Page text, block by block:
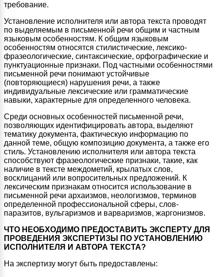
требование.
Установление исполнителя или автора текста проводят
по выделяемым в письменной речи общим и частным
языковым особенностям. К общим языковым
особенностям относятся стилистические, лексико-
фразеологические, синтаксические, орфографические и
пунктуационные признаки. Под частными особенностями
письменной речи понимают устойчивые
(повторяющиеся) нарушения речи, а также
индивидуальные лексические или грамматические
навыки, характерные для определенного человека.
Среди основных особенностей письменной речи,
позволяющих идентифицировать автора, выделяют
тематику документа, фактическую информацию по
данной теме, общую композицию документа, а также его
стиль. Установлению исполнителя или автора текста
способствуют фразеологические признаки, такие, как
наличие в тексте междометий, крылатых слов,
восклицаний или вопросительных предложений. К
лексическим признакам относится использование в
письменной речи архаизмов, неологизмов, терминов
определенной профессиональной сферы, слов-
паразитов, вульгаризмов и варваризмов, жаргонизмов.
ЧТО НЕОБХОДИМО ПРЕДОСТАВИТЬ ЭКСПЕРТУ ДЛЯ
ПРОВЕДЕНИЯ ЭКСПЕРТИЗЫ ПО УСТАНОВЛЕНИЮ
ИСПОЛНИТЕЛЯ И АВТОРА ТЕКСТА?
На экспертизу могут быть предоставлены: